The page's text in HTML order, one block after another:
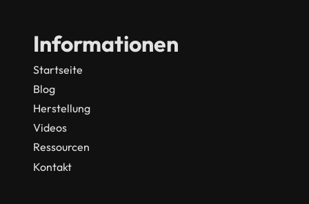
Informationen
Startseite
Blog
Herstellung
Videos
Ressourcen
Kontakt